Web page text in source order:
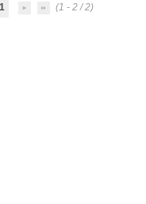
1 (1 - 2 / 2)